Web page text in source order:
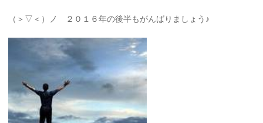
（＞▽＜）ノ ２０１６年の後半もがんばりましょう♪